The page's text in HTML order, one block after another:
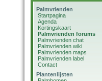
Palmvrienden
Startpagina
Agenda
Kortingskaart
Palmvrienden forums
Palmvrienden chat
Palmvrienden wiki
Palmvrienden maps
Palmvrienden label
Contact
Plantenlijsten